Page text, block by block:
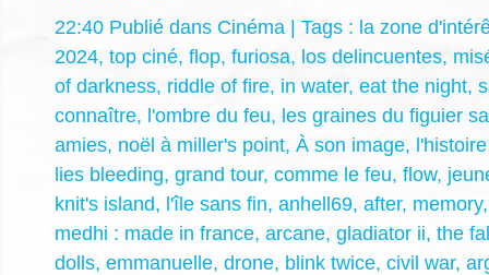
22:40 Publié dans Cinéma | Tags : la zone
2024, top ciné, flop, furiosa, los delincuentes,
of darkness, riddle of fire, in water, eat the night,
connaître, l'ombre du feu, les graines du figuier
amies, noël à miller's point, À son image,
lies bleeding, grand tour, comme le feu, flow,
knit's island, l'île sans fin, anhell69, after, memory
medhi : made in france, arcane, gladiator ii, the
dolls, emmanuelle, drone, blink twice, civil war,